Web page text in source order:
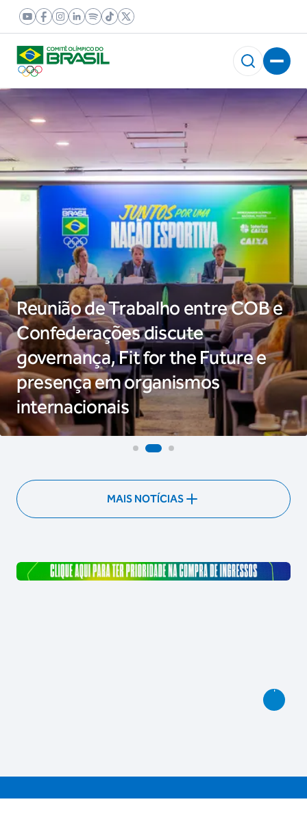
Reunião de Trabalho entre COB e
Confederações discute
governança, Fit for the Future e
presença em organismos
internacionais
MAIS NOTÍCIAS